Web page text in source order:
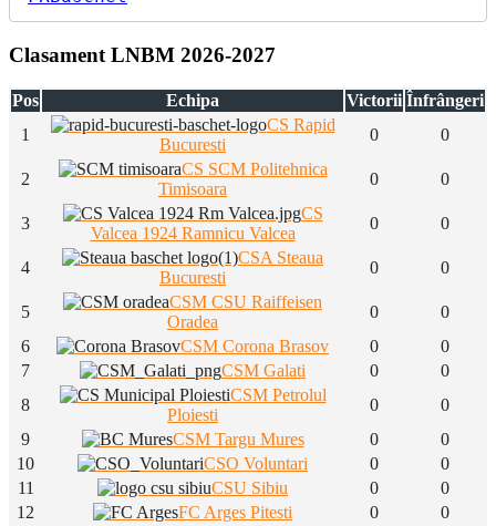
Clasament LNBM 2026-2027
Pos Echipa Victorii Înfrângeri
1
CS Rapid
Bucuresti
0 0
2
CS SCM Politehnica
Timisoara
0 0
3
CS
Valcea 1924 Ramnicu Valcea
0 0
4
CSA Steaua
Bucuresti
0 0
5
CSM CSU Raiffeisen
Oradea
0
0
6
CSM Corona Brasov 0
0
7
CSM Galati 0
0
8
CSM Petrolul
Ploiesti
0
0
9
CSM Targu Mures 0
0
10
CSO Voluntari 0
0
11
CSU Sibiu 0
0
12
FC Arges Pitesti 0
0